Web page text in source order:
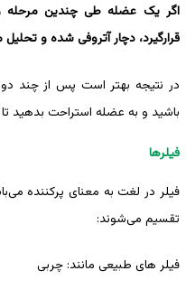
اگر یک عضله طی چندین مرحله
قرارگیرد، دچار آتروفی شده و
در نتیجه بهتر است پس از چند
باشید و به عضله استراحت بدهید
فیلرها
فیلر در لغت به معنای پرکننده
تقسیم می‌شوند:
فیلر های طبیعی مانند: چربی